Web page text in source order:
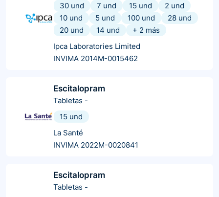
30 und
7 und 15 und
2 und
10 und
5 und 100 und
28 und
20 und
14 und + 2 más
Ipca Laboratories Limited
INVIMA 2014M-0015462
Escitalopram
Tabletas -
15 und
La Santé
INVIMA 2022M-0020841
Escitalopram
Tabletas -